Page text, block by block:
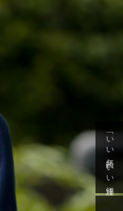
「いい年齢 いい洋服」